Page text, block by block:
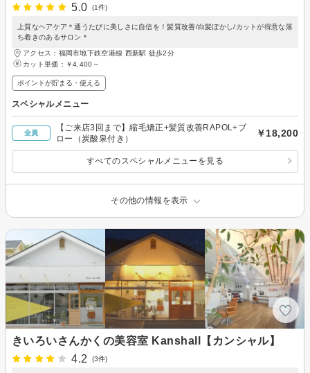
5.0
(1件)
上質なヘアケア＊通うたびに美しさに自信を！髪質改善/白髪ぼかし/カットが得意な落
ち着きのあるサロン＊
アクセス：福岡市地下鉄空港線 西新駅 徒歩2分
カット単価： ￥4,400～
ポイントが貯まる・使える
スペシャルメニュー
全員
【ご来店3回まで】縮毛矯正+髪質改善RAPOL+ブ
ロー（炭酸泉付き）
￥18,200
すべてのスペシャルメニューを見る
その他の情報を表示
きいろいさんかくの美容室 Kanshall【カンシャル】
4.2
(3件)